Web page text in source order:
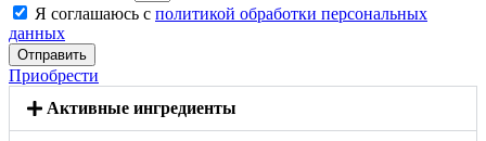
Я соглашаюсь с политикой обработки персональных
данных
Отправить
Приобрести
Активные ингредиенты